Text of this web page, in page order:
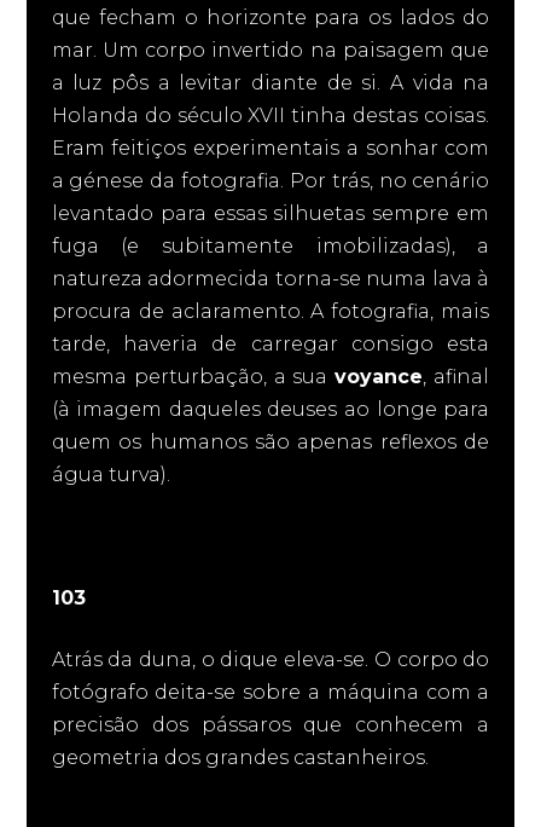
que fecham o horizonte para os lados do
mar. Um corpo invertido na paisagem que
a luz pôs a levitar diante de si. A vida na
Holanda do século XVII tinha destas coisas.
Eram feitiços experimentais a sonhar com
a génese da fotografia. Por trás, no cenário
levantado para essas silhuetas sempre em
fuga (e subitamente imobilizadas), a
natureza adormecida torna-se numa lava à
procura de aclaramento. A fotografia, mais
tarde, haveria de carregar consigo esta
mesma perturbação, a suavoyance, afinal
(à imagem daqueles deuses ao longe para
quem os humanos são apenas reflexos de
água turva).
103
Atrás da duna, o dique eleva-se. O corpo do
fotógrafo deita-se sobre a máquina com a
precisão dos pássaros que conhecem a
geometria dos grandes castanheiros.